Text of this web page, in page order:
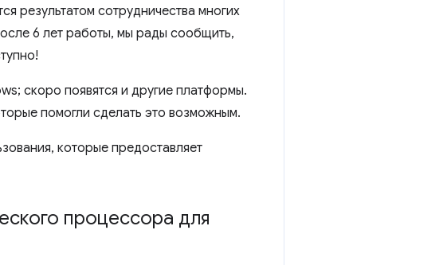
результатом сотрудничества многих
6 лет работы, мы рады сообщить,
скоро появятся и другие платформы.
помогли сделать это возможным.
которые предоставляет
процессора для